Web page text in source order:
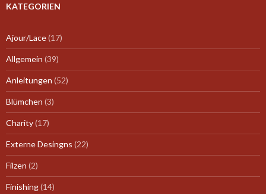
KATEGORIEN
Ajour/Lace(17)
Allgemein (39)
Anleitungen (52)
Blümchen (3)
Charity(17)
Externe Desingns (22)
Filzen (2)
Finishing(14)